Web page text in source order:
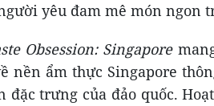
yêu đam mê món ngon
Obsession: Singapore
nền ẩm thực Singapore
đặc trưng của đảo quốc.